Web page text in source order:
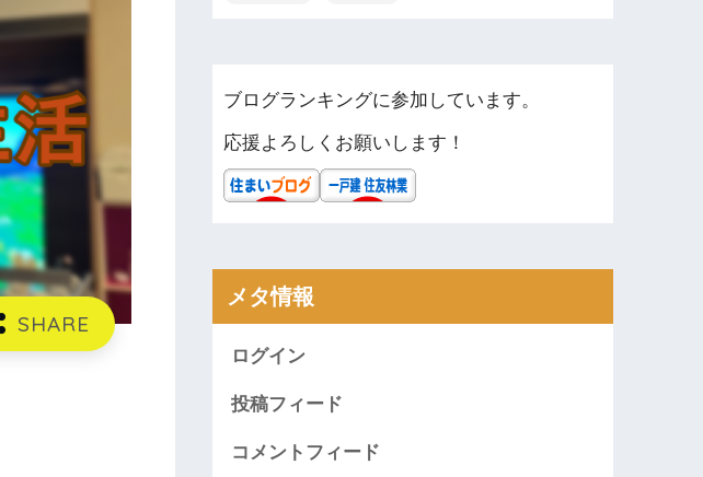
ブログランキングに参加しています。
応援よろしくお願いします！
メタ情報
ログイン
投稿フィード
コメントフィード